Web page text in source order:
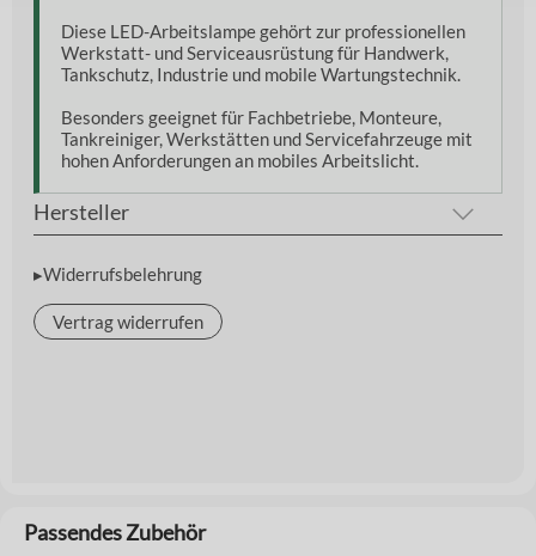
Diese LED-Arbeitslampe gehört zur professionellen
Werkstatt- und Serviceausrüstung für Handwerk,
Tankschutz, Industrie und mobile Wartungstechnik.
Besonders geeignet für Fachbetriebe, Monteure,
Tankreiniger, Werkstätten und Servicefahrzeuge mit
hohen Anforderungen an mobiles Arbeitslicht.
Hersteller
▸Widerrufsbelehrung
Vertrag widerrufen
Passendes Zubehör